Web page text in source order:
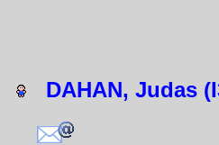
DAHAN, Judas